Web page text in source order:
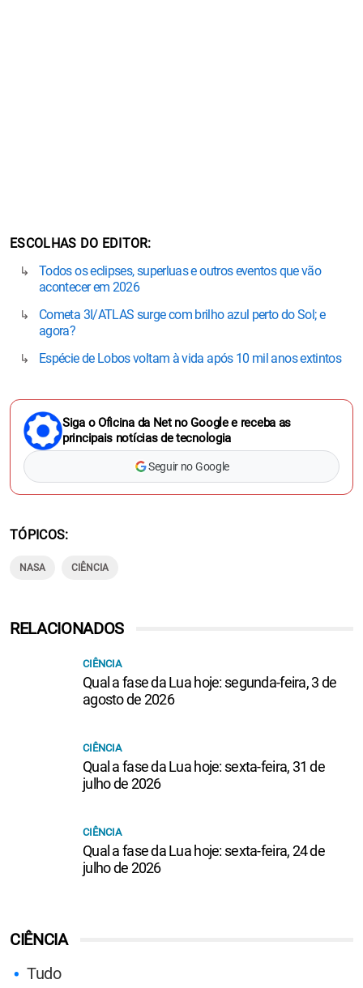
ESCOLHAS DO EDITOR
Todos os eclipses, superluas e outros eventos que vão
acontecer em 2026
Cometa 3I/ATLAS surge com brilho azul perto do Sol; e
agora?
Espécie de Lobos voltam à vida após 10 mil anos extintos
Siga o Oficina da Net no Google e receba as
principais notícias de tecnologia
Seguir no Google
TÓPICOS
NASA CIÊNCIA
CIÊNCIA
Tudo
RELACIONADOS
CIÊNCIA
Qual a fase da Lua hoje: segunda-feira, 3 de
agosto de 2026
CIÊNCIA
Qual a fase da Lua hoje: sexta-feira, 31 de
julho de 2026
CIÊNCIA
Qual a fase da Lua hoje: sexta-feira, 24 de
julho de 2026